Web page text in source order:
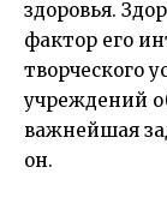
здоровья.
фактор его
творческого
учреждений
важнейшая
он.